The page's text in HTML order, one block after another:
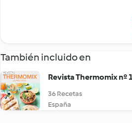
También incluido en
Revista Thermomix nº
36 Recetas
España